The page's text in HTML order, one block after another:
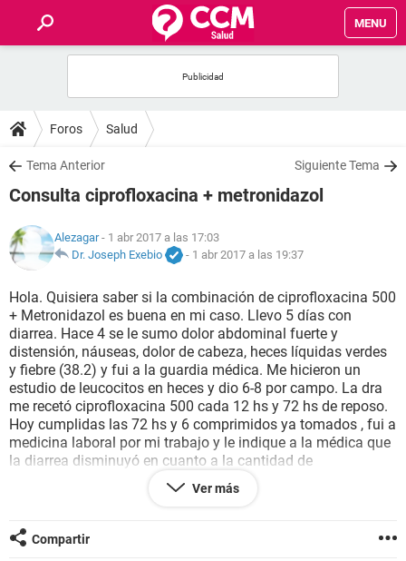
MENU
FOROS
SALUD
NUTRICIÓN
BIENESTAR
SEXUALIDAD
GLOSARIO
Foros Salud
Tema Anterior Siguiente Tema
Consulta ciprofloxacina + metronidazol
Alezagar- 1 abr 2017 a las 17:03
Dr. Joseph Exebio
- 1 abr 2017 a las 19:37
Hola. Quisiera saber si la combinación de ciprofloxacina 500
+ Metronidazol es buena en mi caso. Llevo 5 días con
diarrea. Hace 4 se le sumo dolor abdominal fuerte y
distensión, náuseas, dolor de cabeza, heces líquidas verdes
y fiebre (38.2) y fui a la guardia médica. Me hicieron un
estudio de leucocitos en heces y dio 6-8 por campo. La dra
me recetó ciprofloxacina 500 cada 12 hs y 72 hs de reposo.
Hoy cumplidas las 72 hs y 6 comprimidos ya tomados , fui a
medicina laboral por mi trabajo y le indique a la médica que
la diarrea disminuyó en cuanto a la cantidad de
deposiciones pero no a la consistencia.. y que el resto de los
síntomas persiste ( excepto la fiebre), sobretodo la
combinar la ciprofloxacina con Metronidazol. Quisiera saber
si aunque ya pasaron varios días de antibióticos puedo
Ver más
Compartir